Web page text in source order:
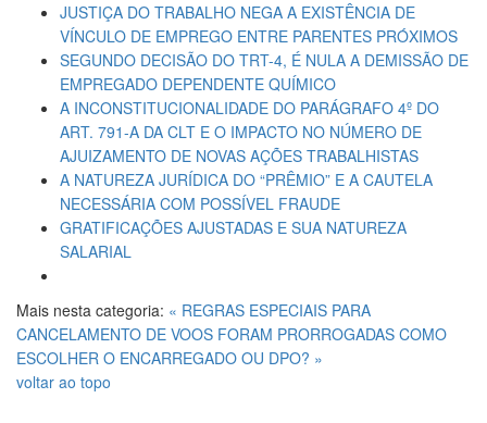
JUSTIÇA DO TRABALHO NEGA A EXISTÊNCIA DE
VÍNCULO DE EMPREGO ENTRE PARENTES PRÓXIMOS
SEGUNDO DECISÃO DO TRT-4, É NULA A DEMISSÃO DE
EMPREGADO DEPENDENTE QUÍMICO
A INCONSTITUCIONALIDADE DO PARÁGRAFO 4º DO
ART. 791-A DA CLT E O IMPACTO NO NÚMERO DE
AJUIZAMENTO DE NOVAS AÇÕES TRABALHISTAS
A NATUREZA JURÍDICA DO “PRÊMIO” E A CAUTELA
NECESSÁRIA COM POSSÍVEL FRAUDE
GRATIFICAÇÕES AJUSTADAS E SUA NATUREZA
SALARIAL
Mais nesta categoria: « REGRAS ESPECIAIS PARA
CANCELAMENTO DE VOOS FORAM PRORROGADAS COMO
ESCOLHER O ENCARREGADO OU DPO? »
voltar ao topo